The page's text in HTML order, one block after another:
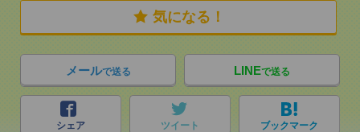
気になる！
メールで送る LINEで送る
シェア ツイート ブックマーク